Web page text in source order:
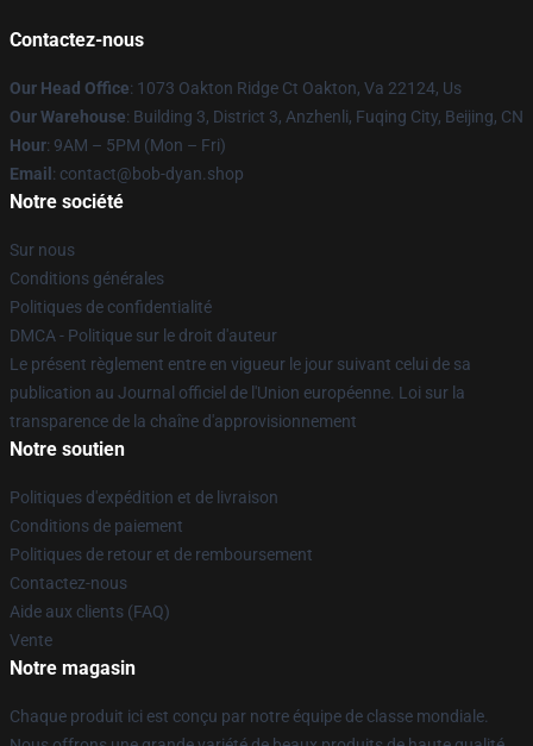
Contactez-nous
Our Head Office: 1073 Oakton Ridge Ct Oakton, Va 22124, Us
Our Warehouse: Building 3, District 3, Anzhenli, Fuqing City, Beijing, CN
Hour: 9AM – 5PM (Mon – Fri)
Email : contact@bob-dyan.shop
Notre société
Sur nous
Conditions générales
Politiques de confidentialité
DMCA - Politique sur le droit d'auteur
Le présent règlement entre en vigueur le jour suivant celui de sa
publication au Journal officiel de l'Union européenne. Loi sur la
transparence de la chaîne d'approvisionnement
Notre soutien
Politiques d'expédition et de livraison
Conditions de paiement
Politiques de retour et de remboursement
Contactez-nous
Aide aux clients (FAQ)
Vente
Notre magasin
Chaque produit ici est conçu par notre équipe de classe mondiale.